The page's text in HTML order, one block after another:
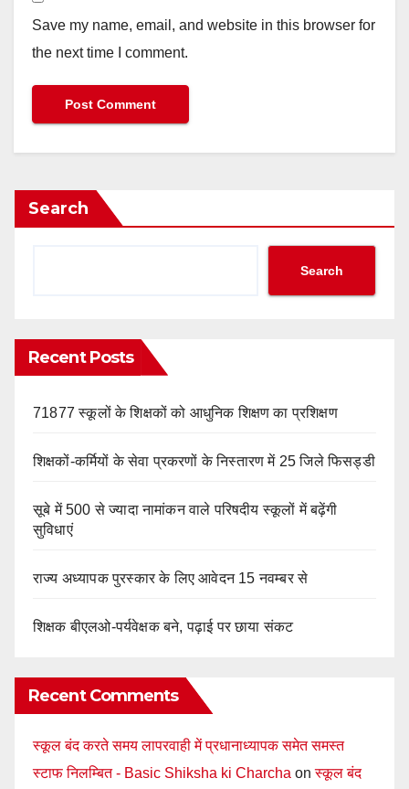
Save my name, email, and website in this browser for
the next time I comment.
Search
Search
Recent Posts
71877 स्कूलों के शिक्षकों को आधुनिक शिक्षण का प्रशिक्षण
शिक्षकों-कर्मियों के सेवा प्रकरणों के निस्तारण में 25 जिले फिसड्डी
सूबे में 500 से ज्यादा नामांकन वाले परिषदीय स्कूलों में बढ़ेंगी
सुविधाएं
राज्य अध्यापक पुरस्कार के लिए आवेदन 15 नवम्बर से
शिक्षक बीएलओ-पर्यवेक्षक बने, पढ़ाई पर छाया संकट
Recent Comments
स्कूल बंद करते समय लापरवाही में प्रधानाध्यापक समेत समस्त
स्टाफ निलम्बित - Basic Shiksha ki Charcha onस्कूल बंद